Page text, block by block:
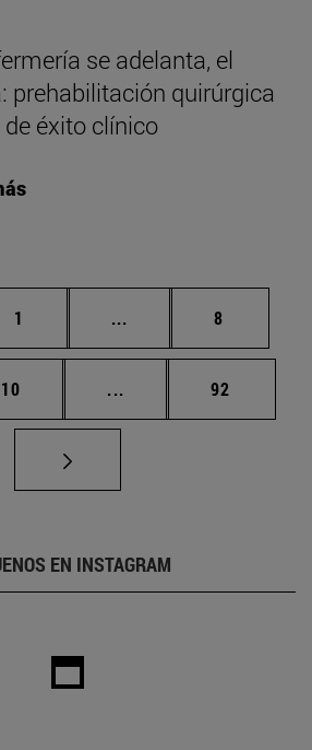
se adelanta, el
prehabilitación quirúrgica
éxito clínico
Página
1 ... Páginas intermedias
Página
8
Página
10 ... Páginas intermedias
Página
92
EN INSTAGRAM